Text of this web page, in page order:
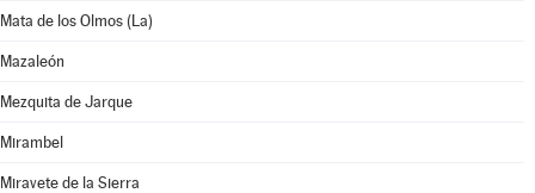
Mata de los Olmos (La)
Mazaleón
Mezquita de Jarque
Mirambel
Miravete de la Sierra